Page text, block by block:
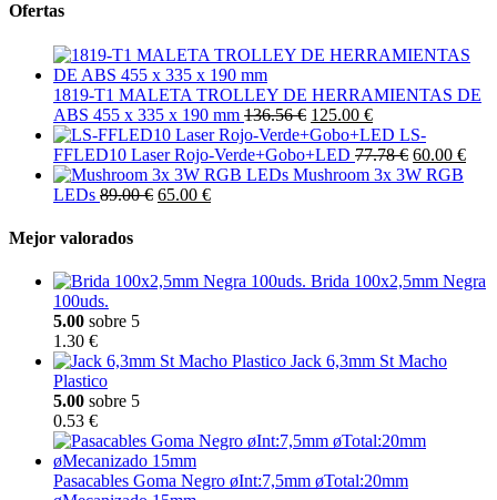
Ofertas
1819-T1 MALETA TROLLEY DE HERRAMIENTAS DE
ABS 455 x 335 x 190 mm 136.56 € 125.00 €
LS-
FFLED10 Laser Rojo-Verde+Gobo+LED 77.78 € 60.00 €
Mushroom 3x 3W RGB
LEDs 89.00 € 65.00 €
Mejor valorados
Brida 100x2,5mm Negra
100uds.
5.00 sobre 5
1.30 €
Jack 6,3mm St Macho
Plastico
5.00 sobre 5
0.53 €
Pasacables Goma Negro øInt:7,5mm øTotal:20mm